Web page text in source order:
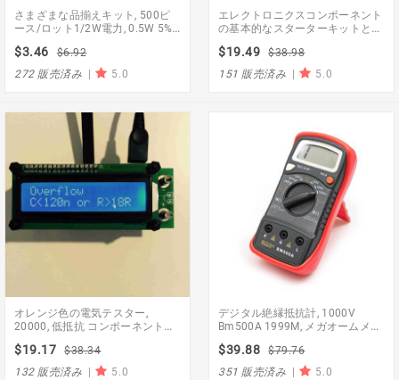
さまざまな品揃えキット, 500ピ
ース/ロット1/2W電力, 0.5W 5%
Ohm-1Mオーム, 各10個の50値
$3.46
$6.92
272 販売済み | 5.0
エレクトロニクスコンポーネント
の基本的なスターターキットとブ
用の Arduino
$19.49
$38.98
151 販売済み | 5.0
オレンジ色の電気テスター,
20000, 低抵抗 コンポーネントテ
$19.17
$38.34
132 販売済み | 5.0
デジタル絶縁抵抗計, 1000V
Bm500A 1999M, メガオームメー
$39.88
$79.76
351 販売済み | 5.0